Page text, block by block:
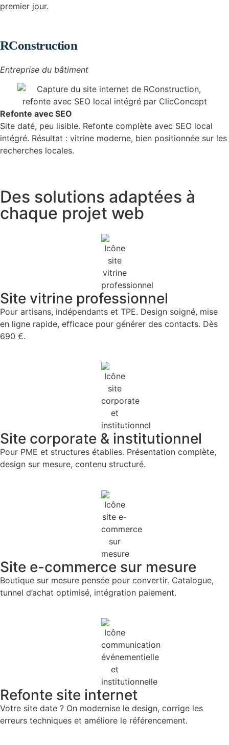
premier jour.
RConstruction
Entreprise du bâtiment
Refonte avec SEO
Site daté, peu lisible. Refonte complète avec SEO local
intégré. Résultat : vitrine moderne, bien positionnée sur les
recherches locales.
Des solutions adaptées à
chaque projet web​
Site vitrine professionnel​
Pour artisans, indépendants et TPE. Design soigné, mise
en ligne rapide, efficace pour générer des contacts. Dès
690 €.
Site corporate & institutionnel
Pour PME et structures établies. Présentation complète,
design sur mesure, contenu structuré.
Site e-commerce sur mesure
Boutique sur mesure pensée pour convertir. Catalogue,
tunnel d’achat optimisé, intégration paiement.
Refonte site internet
Votre site date ? On modernise le design, corrige les
erreurs techniques et améliore le référencement.